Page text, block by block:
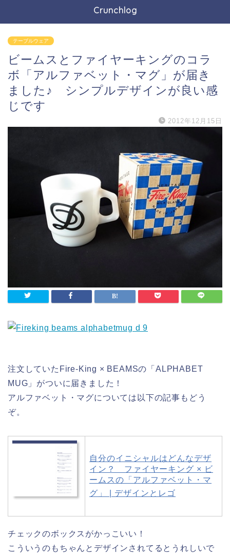
Crunchlog
テーブルウェア
ビームスとファイヤーキングのコラ
ボ「アルファベット・マグ」が届き
ました♪ シンプルデザインが良い感
じです
2012年12月15日
注文していたFire-King × BEAMSの「ALPHABET
MUG」がついに届きました！
アルファベット・マグについては以下の記事もどう
ぞ。
自分のイニシャルはどんなデザ
イン？ ファイヤーキング × ビ
ームスの「アルファベット・マ
グ」 | デザインとレゴ
チェックのボックスがかっこいい！
こういうのもちゃんとデザインされてるとうれしいで